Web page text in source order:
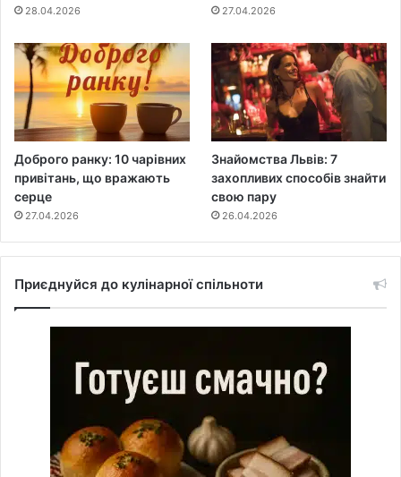
28.04.2026 27.04.2026
Доброго ранку: 10 чарівних
привітань, що вражають
серце
27.04.2026
Знайомства Львів: 7
захопливих способів знайти
свою пару
26.04.2026
Приєднуйся до кулінарної спільноти